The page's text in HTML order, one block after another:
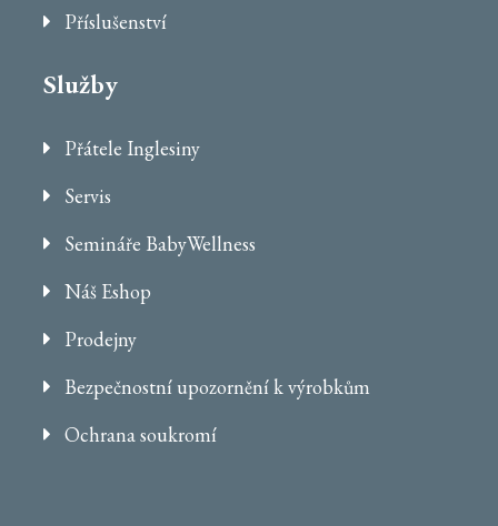
Příslušenství
Služby
Přátele Inglesiny
Servis
Semináře BabyWellness
Náš Eshop
Prodejny
Bezpečnostní upozornění k výrobkům
Ochrana soukromí